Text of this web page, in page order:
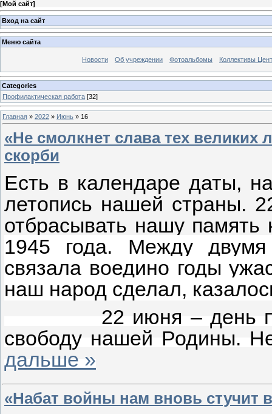
[Мой сайт]
Вход на сайт
Меню сайта
Новости Об учреждении Фотоальбомы Коллективы
Categories
Профилактическая работа [32]
Главная » 2022 » Июнь » 16
«Не смолкнет слава тех великих
скорби
Есть в календаре даты,
летопись нашей страны.
отбрасывать нашу
1945 года. Между
связала воедино годы
наш народ сделал,
22 июня – день
свободу нашей Родины.
дальше »
«Набат войны нам вновь стучит